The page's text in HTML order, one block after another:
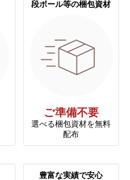
段ボール等の梱包資材
ご準備不要
選べる梱包資材を無料
配布
豊富な実績で安心